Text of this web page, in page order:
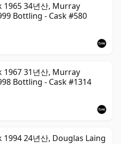
1965 34년산, Murray
Bottling - Cask #580
1967 31년산, Murray
Bottling - Cask #1314
24년산, Douglas Laing